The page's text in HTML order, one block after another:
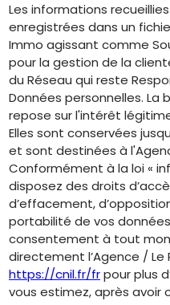
Les informations
enregistrées dans un
Immo agissant comme
pour la gestion de la
du Réseau qui reste
Données personnelles.
repose sur l'intérêt
Elles sont conservées
et sont destinées à
Conformément à la loi «
disposez des droits
d’effacement,
portabilité de vos
consentement à tout
directement l’Agence / Le
https://cnil.fr/frpour plus
vous estimez, après avoir